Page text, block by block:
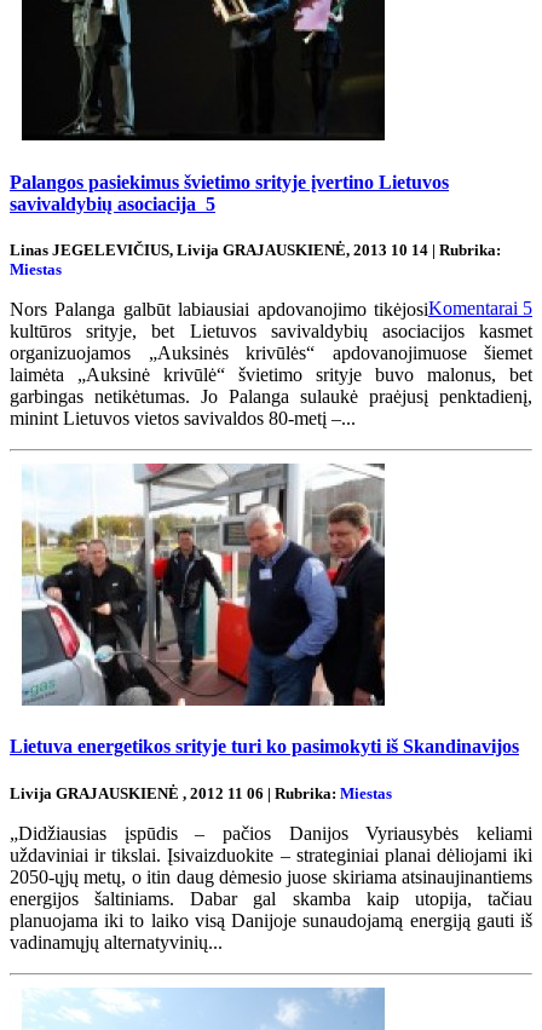
Palangos pasiekimus švietimo srityje įvertino Lietuvos
savivaldybių asociacija 5
Linas JEGELEVIČIUS, Livija GRAJAUSKIENĖ, 2013 10 14 | Rubrika:
Miestas
Komentarai 5
Nors Palanga galbūt labiausiai apdovanojimo tikėjosi
kultūros srityje, bet Lietuvos savivaldybių asociacijos kasmet
organizuojamos „Auksinės krivūlės“ apdovanojimuose šiemet
laimėta „Auksinė krivūlė“ švietimo srityje buvo malonus, bet
garbingas netikėtumas. Jo Palanga sulaukė praėjusį penktadienį,
minint Lietuvos vietos savivaldos 80-metį –...
Lietuva energetikos srityje turi ko pasimokyti iš Skandinavijos
Livija GRAJAUSKIENĖ , 2012 11 06 | Rubrika: Miestas
„Didžiausias įspūdis – pačios Danijos Vyriausybės keliami
uždaviniai ir tikslai. Įsivaizduokite – strateginiai planai dėliojami iki
2050-ųjų metų, o itin daug dėmesio juose skiriama atsinaujinantiems
energijos šaltiniams. Dabar gal skamba kaip utopija, tačiau
planuojama iki to laiko visą Danijoje sunaudojamą energiją gauti iš
vadinamųjų alternatyvinių...